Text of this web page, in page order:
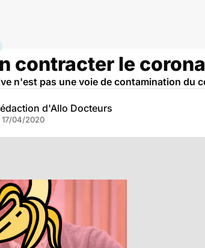
contracter le
n'est pas une voie de contamination du
d'Allo Docteurs
17/04/2020